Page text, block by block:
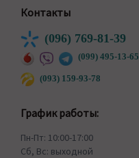
Контакты
(096) 769-81-39
(099) 495-13-65
(093) 159-93-78
График работы:
Пн-Пт: 10:00-17:00
Сб, Вс: выходной